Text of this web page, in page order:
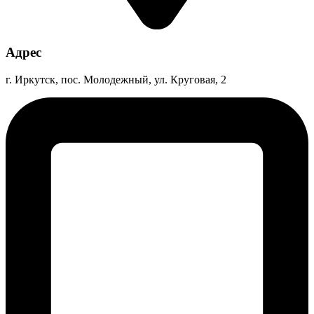
Адрес
г. Иркутск, пос. Молодежный, ул. Круговая, 2